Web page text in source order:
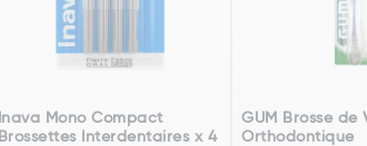
Inava Mono Compact
Brossettes Interdentaires x 4
GUM Brosse de
Orthodontique